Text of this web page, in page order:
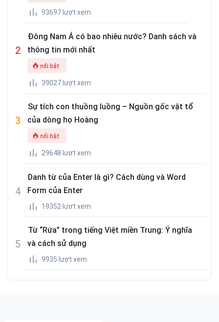
93697 lượt xem
Đông Nam Á có bao nhiêu nước? Danh sách và
thông tin mới nhất
nổi bật
39027 lượt xem
Sự tích con thuồng luồng – Nguồn gốc vật tổ
của dòng họ Hoàng
nổi bật
29648 lượt xem
Danh từ của Enter là gì? Cách dùng và Word
Form của Enter
19352 lượt xem
Từ “Rứa” trong tiếng Việt miền Trung: Ý nghĩa
và cách sử dụng
9935 lượt xem